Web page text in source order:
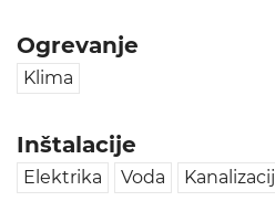
Ogrevanje
Klima
Inštalacije
Elektrika Voda